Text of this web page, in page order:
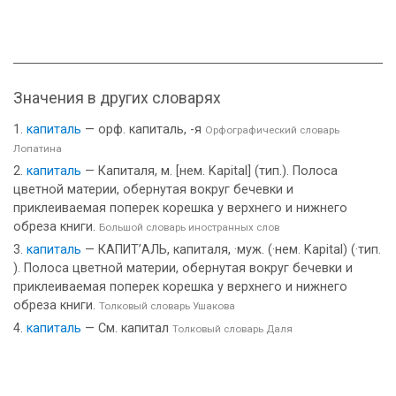
Значения в других словарях
капиталь — орф. капиталь, -я Орфографический словарь
Лопатина
капиталь — Капиталя, м. [нем. Kapital] (тип.). Полоса
цветной материи, обернутая вокруг бечевки и
приклеиваемая поперек корешка у верхнего и нижнего
обреза книги. Большой словарь иностранных слов
капиталь — КАПИТ’АЛЬ, капиталя, ·муж. (·нем. Kapital) (·тип.
). Полоса цветной материи, обернутая вокруг бечевки и
приклеиваемая поперек корешка у верхнего и нижнего
обреза книги. Толковый словарь Ушакова
капиталь — См. капитал Толковый словарь Даля